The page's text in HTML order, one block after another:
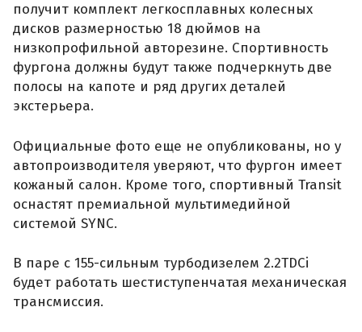
получит комплект легкосплавных колесных
дисков размерностью 18 дюймов на
низкопрофильной авторезине. Спортивность
фургона должны будут также подчеркнуть две
полосы на капоте и ряд других деталей
экстерьера.
Официальные фото еще не опубликованы, но у
автопроизводителя уверяют, что фургон имеет
кожаный салон. Кроме того, спортивный Transit
оснастят премиальной мультимедийной
системой SYNC.
В паре с 155-сильным турбодизелем 2.2TDCi
будет работать шестиступенчатая механическая
трансмиссия.